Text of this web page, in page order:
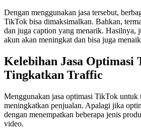
Dengan menggunakan jasa tersebut,
TikTok bisa dimaksimalkan. Bahkan,
dan juga caption yang menarik. Hasilnya,
akun akan meningkat dan bisa juga
Kelebihan Jasa Optimasi
Tingkatkan Traffic
Menggunakan jasa optimasi TikTok untuk
meningkatkan penjualan. Apalagi jika
dengan menempatkan beberapa jenis
video.